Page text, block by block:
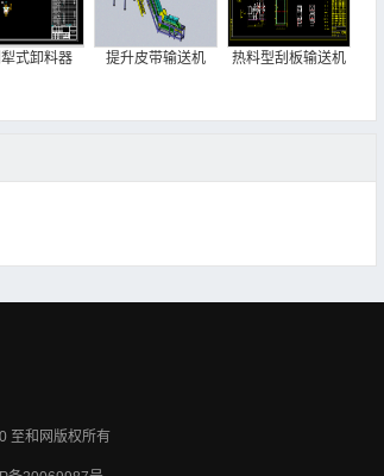
式卸料器 提升皮带输送机 热料型刮板输送机
至和网版权所有